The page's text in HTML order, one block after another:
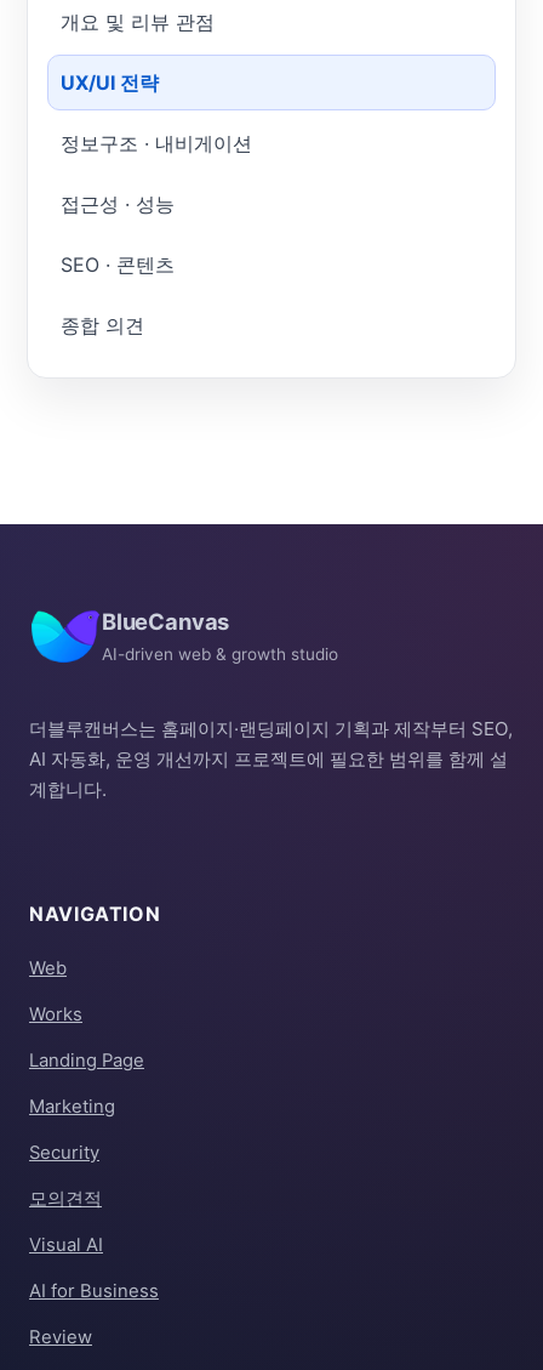
개요 및 리뷰 관점
UX/UI 전략
정보구조 · 내비게이션
접근성 · 성능
SEO · 콘텐츠
종합 의견
BlueCanvas
AI-driven web & growth studio
더블루캔버스는 홈페이지·랜딩페이지 기획과 제작부터 SEO,
AI 자동화, 운영 개선까지 프로젝트에 필요한 범위를 함께 설
계합니다.
NAVIGATION
Web
Works
Landing Page
Marketing
Security
모의견적
Visual AI
AI for Business
Review